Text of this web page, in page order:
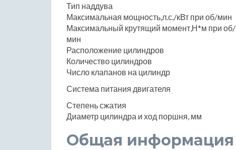
Тип наддува
Максимальная мощность,л.с./кВт при об/мин
Максимальный крутящий момент,Н*м при об/
мин
Расположение цилиндров
Количество цилиндров
Число клапанов на цилиндр
Система питания двигателя
Степень сжатия
Диаметр цилиндра и ход поршня, мм
Общая информация